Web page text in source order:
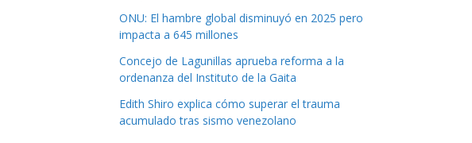
ONU: El hambre global disminuyó en 2025 pero
impacta a 645 millones
Concejo de Lagunillas aprueba reforma a la
ordenanza del Instituto de la Gaita
Edith Shiro explica cómo superar el trauma
acumulado tras sismo venezolano